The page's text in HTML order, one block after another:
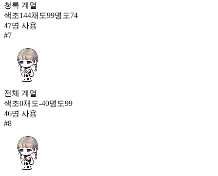
청록 계열
색조144채도99명도74
47명 사용
#7
전체 계열
색조0채도-40명도99
46명 사용
#8